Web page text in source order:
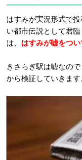
はすみが実況形式で
い都市伝説として君
は、 はすみが嘘をつ
きさらぎ駅は嘘なの
から検証していきます